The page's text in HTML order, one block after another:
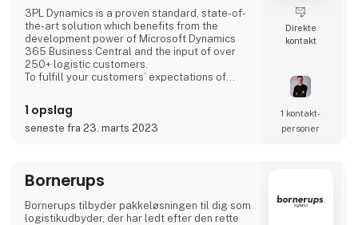
3PL Dynamics is a proven standard, state-of-
the-art solution which benefits from the
development power of Microsoft Dynamics
365 Business Central and the input of over
250+ logistic customers.
To fulfill your customers’ expectations of
customers due to the limitations of your
current logistics software? Do you struggle
costs? As a l
1 opslag
seneste fra 23. marts 2023
Direkte
kontakt
1 kontakt­
personer
Bornerups
Bornerups tilbyder pakkeløsningen til dig som
logistikudbyder, der har ledt efter den rette